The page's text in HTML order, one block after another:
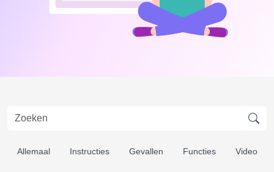
Allemaal Instructies Gevallen Functies Video